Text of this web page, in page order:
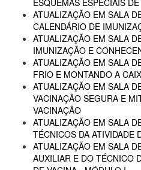
ESQUEMAS ESPECIAIS
ATUALIZAÇÃO EM SALA
CALENDÁRIO DE
ATUALIZAÇÃO EM SALA
IMUNIZAÇÃO E
ATUALIZAÇÃO EM SALA
FRIO E MONTANDO A
ATUALIZAÇÃO EM SALA
VACINAÇÃO SEGURA E
VACINAÇÃO
ATUALIZAÇÃO EM SALA
TÉCNICOS DA ATIVIDADE
ATUALIZAÇÃO EM SALA
AUXILIAR E DO TÉCNICO